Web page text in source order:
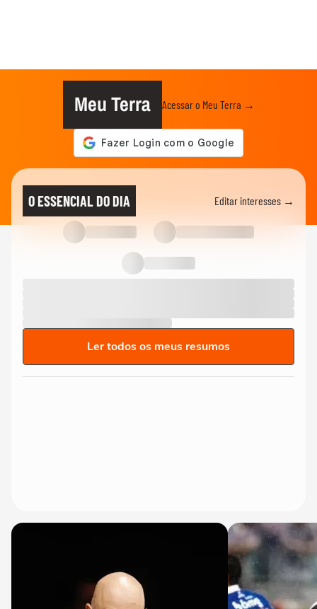
Meu Terra Acessar o Meu Terra →
O ESSENCIAL DO DIA Editar interesses →
Ler todos os meus resumos